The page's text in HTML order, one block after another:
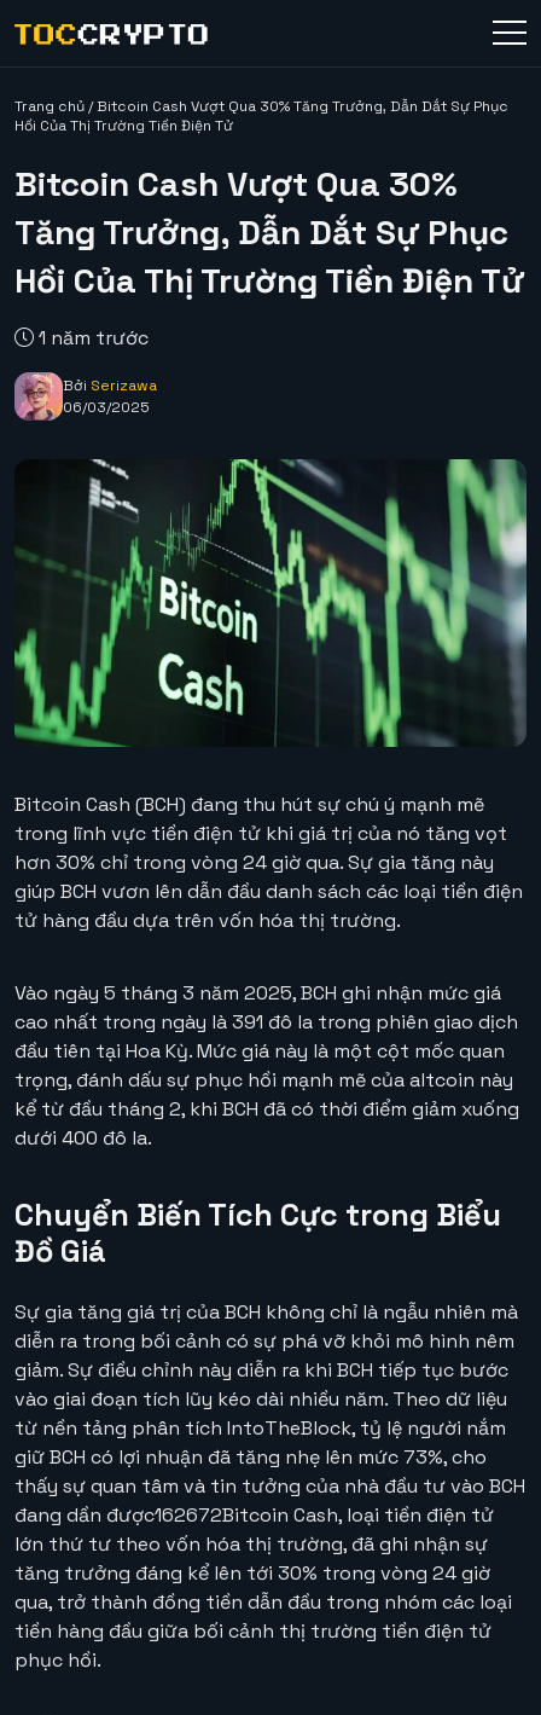
Trang chủ/Bitcoin Cash Vượt Qua 30% Tăng Trưởng, Dẫn Dắt Sự Phục
Hồi Của Thị Trường Tiền Điện Tử
Bitcoin Cash Vượt Qua 30%
Tăng Trưởng, Dẫn Dắt Sự Phục
Hồi Của Thị Trường Tiền Điện Tử
1 năm trước
Bởi Serizawa
06/03/2025
Bitcoin Cash (BCH) đang thu hút sự chú ý mạnh mẽ
trong lĩnh vực tiền điện tử khi giá trị của nó tăng vọt
hơn 30% chỉ trong vòng 24 giờ qua. Sự gia tăng này
giúp BCH vươn lên dẫn đầu danh sách các loại tiền điện
tử hàng đầu dựa trên vốn hóa thị trường.
Vào ngày 5 tháng 3 năm 2025, BCH ghi nhận mức giá
cao nhất trong ngày là 391 đô la trong phiên giao dịch
đầu tiên tại Hoa Kỳ. Mức giá này là một cột mốc quan
trọng, đánh dấu sự phục hồi mạnh mẽ của altcoin này
kể từ đầu tháng 2, khi BCH đã có thời điểm giảm xuống
dưới 400 đô la.
Chuyển Biến Tích Cực trong Biểu
Đồ Giá
Sự gia tăng giá trị của BCH không chỉ là ngẫu nhiên mà
diễn ra trong bối cảnh có sự phá vỡ khỏi mô hình nêm
giảm. Sự điều chỉnh này diễn ra khi BCH tiếp tục bước
vào giai đoạn tích lũy kéo dài nhiều năm. Theo dữ liệu
từ nền tảng phân tích IntoTheBlock, tỷ lệ người nắm
giữ BCH có lợi nhuận đã tăng nhẹ lên mức 73%, cho
thấy sự quan tâm và tin tưởng của nhà đầu tư vào BCH
đang dần được162672Bitcoin Cash, loại tiền điện tử
lớn thứ tư theo vốn hóa thị trường, đã ghi nhận sự
tăng trưởng đáng kể lên tới 30% trong vòng 24 giờ
qua, trở thành đồng tiền dẫn đầu trong nhóm các loại
tiền hàng đầu giữa bối cảnh thị trường tiền điện tử
phục hồi.